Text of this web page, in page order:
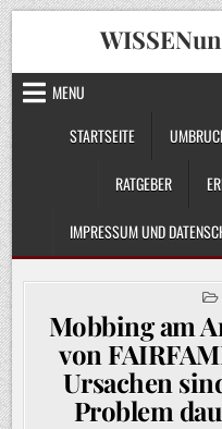
Skip
to
content
MENU
STARTSEITE
RATGEBER
IMPRESSUM UND
Mobbing am
von
Ursachen
Problem